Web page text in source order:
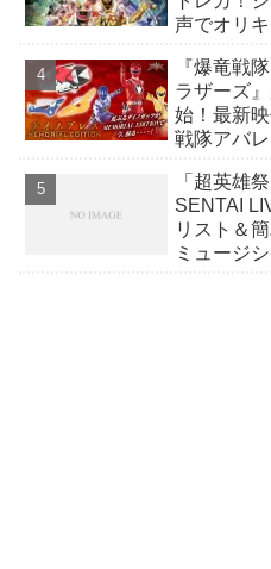
声でオリ
『爆竜戦
ラザーズ
始！最新
戦隊アバ
催！
「超英雄
SENTAI
リスト＆
ミュージ